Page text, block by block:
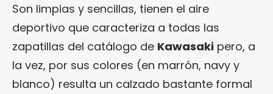
Son limpias y sencillas, tienen el aire
deportivo que caracteriza a todas las
zapatillas del catálogo de Kawasaki pero, a
la vez, por sus colores (en marrón, navy y
blanco) resulta un calzado bastante formal